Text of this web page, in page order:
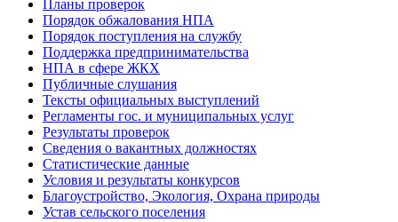
Планы проверок
Порядок обжалования НПА
Порядок поступления на службу
Поддержка предпринимательства
НПА в сфере ЖКХ
Публичные слушания
Тексты официальных выступлений
Регламенты гос. и муниципальных услуг
Результаты проверок
Сведения о вакантных должностях
Статистические данные
Условия и результаты конкурсов
Благоустройство, Экология, Охрана природы
Устав сельского поселения